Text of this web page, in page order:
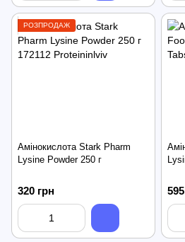
РОЗПРОДАЖ
Амінокислота Stark Pharm
Lysine Powder 250 г
320 грн